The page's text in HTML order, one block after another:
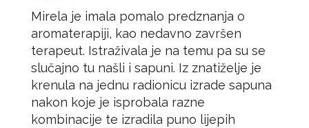
Mirela je imala pomalo predznanja o
aromaterapiji, kao nedavno završen
terapeut. Istraživala je na temu pa su se
slučajno tu našli i sapuni. Iz znatiželje je
krenula na jednu radionicu izrade sapuna
nakon koje je isprobala razne
kombinacije te izradila puno lijepih